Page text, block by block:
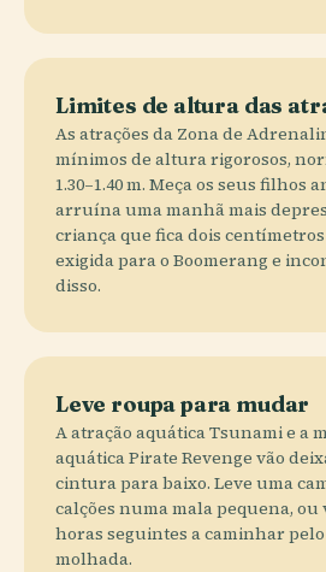
Limites de altura das
As atrações da Zona de
mínimos de altura rigorosos,
1.30–1.40 m. Meça os seus filhos
arruína uma manhã mais
criança que fica dois
exigida para o Boomerang e
disso.
Leve roupa para mudar
A atração aquática Tsunami e a
aquática Pirate Revenge vão
cintura para baixo. Leve uma
calções numa mala pequena, ou
horas seguintes a caminhar
molhada.